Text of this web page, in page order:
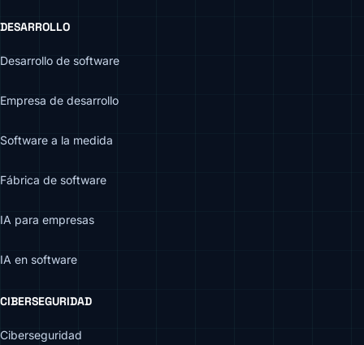
DESARROLLO
Desarrollo de software
Empresa de desarrollo
Software a la medida
Fábrica de software
IA para empresas
IA en software
CIBERSEGURIDAD
Ciberseguridad